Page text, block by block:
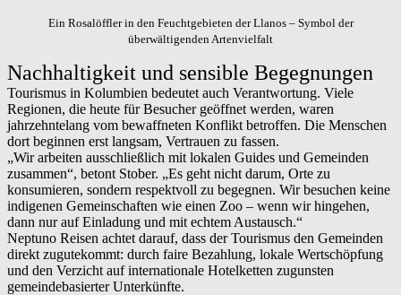
Ein Rosalöffler in den Feuchtgebieten der Llanos – Symbol der
überwältigenden Artenvielfalt
Nachhaltigkeit und sensible Begegnungen
Tourismus in Kolumbien bedeutet auch Verantwortung. Viele
Regionen, die heute für Besucher geöffnet werden, waren
jahrzehntelang vom bewaffneten Konflikt betroffen. Die Menschen
dort beginnen erst langsam, Vertrauen zu fassen.
„Wir arbeiten ausschließlich mit lokalen Guides und Gemeinden
zusammen“, betont Stober. „Es geht nicht darum, Orte zu
konsumieren, sondern respektvoll zu begegnen. Wir besuchen keine
indigenen Gemeinschaften wie einen Zoo – wenn wir hingehen,
dann nur auf Einladung und mit echtem Austausch.“
Neptuno Reisen achtet darauf, dass der Tourismus den Gemeinden
direkt zugutekommt: durch faire Bezahlung, lokale Wertschöpfung
und den Verzicht auf internationale Hotelketten zugunsten
gemeindebasierter Unterkünfte.